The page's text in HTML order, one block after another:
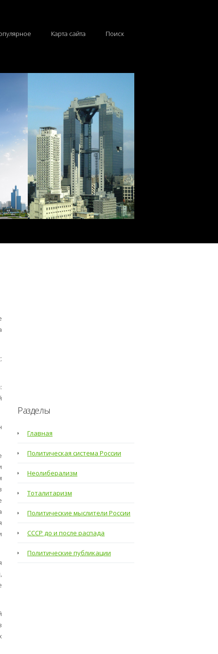
Карта сайта Поиск
Разделы
Главная
Политическая система России
Неолиберализм
Тоталитаризм
Политические мыслители России
СССР до и после распада
Политические публикации